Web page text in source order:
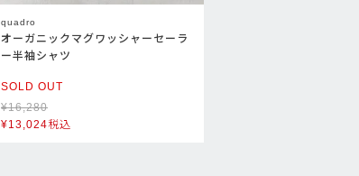
quadro
オーガニックマグワッシャーセーラ
ー半袖シャツ
SOLD OUT
¥16,280
¥13,024税込